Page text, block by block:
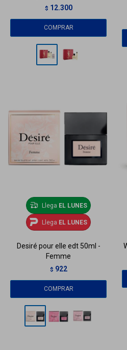
$ 12.300
Llega EL LUNES
Llega EL LUNES
Desiré pour elle edt 50ml -
Femme
$ 922